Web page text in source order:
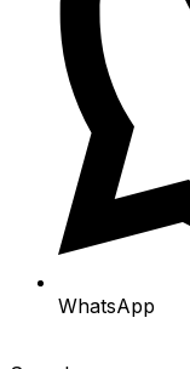
WhatsApp